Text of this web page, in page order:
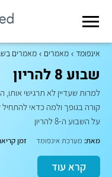
אינפומד מאמרים מאמרים
שבוע 8 להריון
למרות שעדיין לא תרגישי
קורה בגופך ולמה כדאי
על השבוע ה-8 להריון
מאת: מערכת אינפומד זמן
קרא עוד